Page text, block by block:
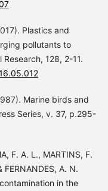
Plastics and
pollutants to
128, 2-11.
Marine birds and
Series, v. 37, p.295-
F. A. L., MARTINS, F.
FERNANDES, A. N.
in the